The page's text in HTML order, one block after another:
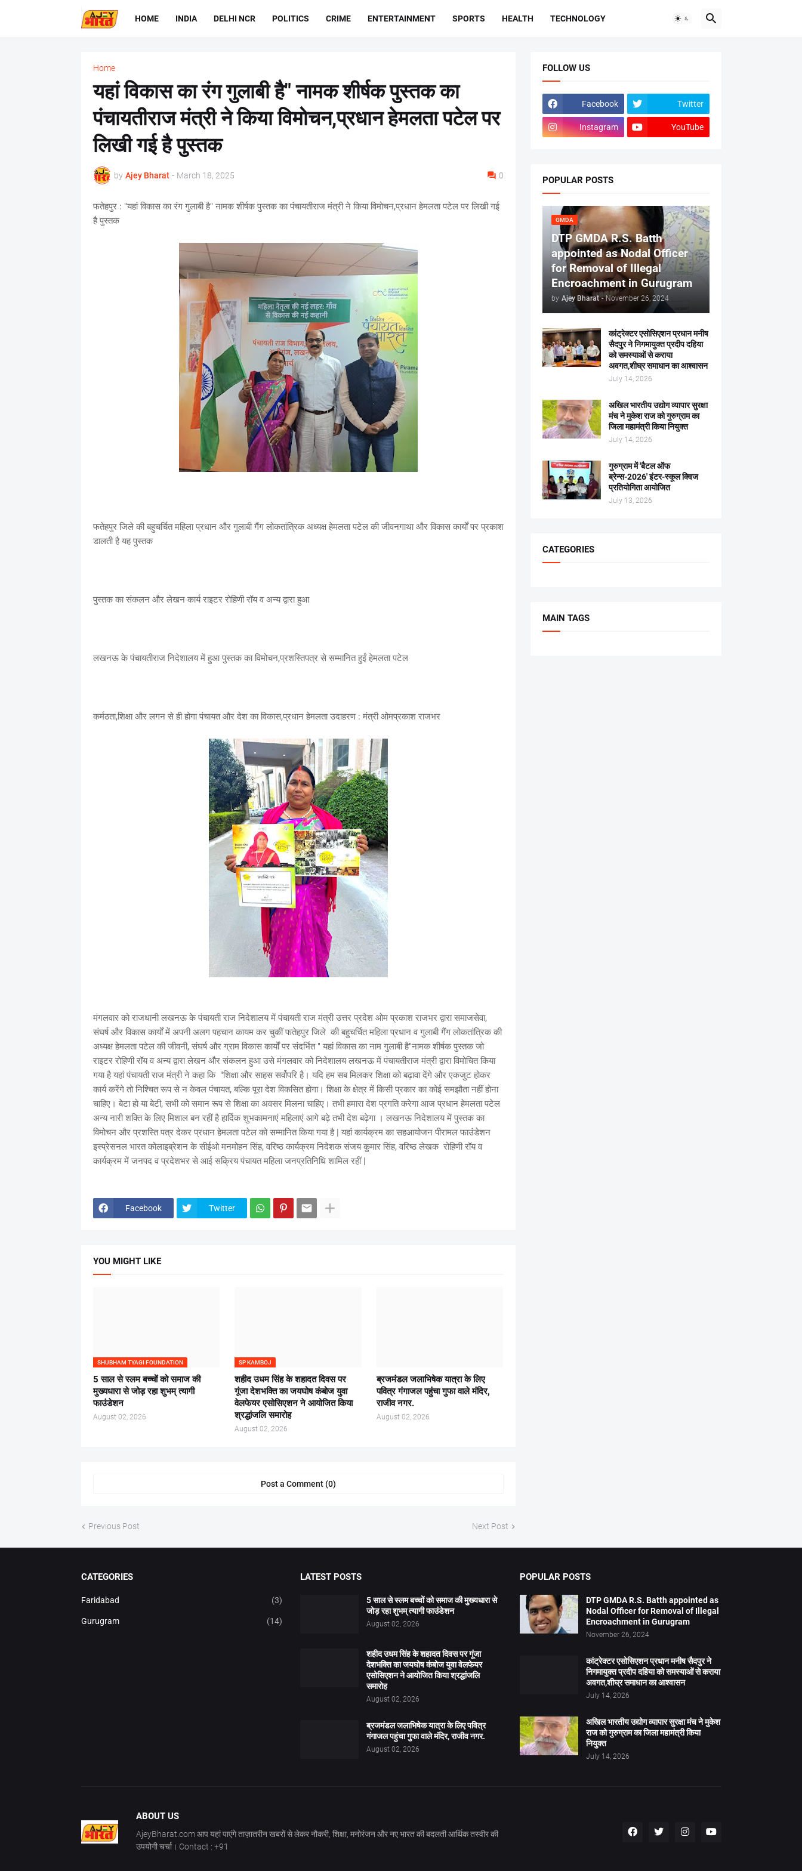
HOME INDIA DELHI NCR POLITICS CRIME ENTERTAINMENT SPORTS HEALTH TECHNOLOGY
Home
यहां विकास का रंग गुलाबी है" नामक शीर्षक पुस्तक का
पंचायतीराज मंत्री ने किया विमोचन,प्रधान हेमलता पटेल पर
लिखी गई है पुस्तक
by Ajey Bharat - March 18, 2025 0
फतेहपुर : "यहां विकास का रंग गुलाबी है" नामक शीर्षक पुस्तक का पंचायतीराज मंत्री ने किया विमोचन,प्रधान हेमलता पटेल पर लिखी गई
है पुस्तक
फतेहपुर जिले की बहुचर्चित महिला प्रधान और गुलाबी गैंग लोकतांत्रिक अध्यक्ष हेमलता पटेल की जीवनगाथा और विकास कार्यों पर प्रकाश
डालती है यह पुस्तक
पुस्तक का संकलन और लेखन कार्य राइटर रोहिणी रॉय व अन्य द्वारा हुआ
लखनऊ के पंचायतीराज निदेशालय में हुआ पुस्तक का विमोचन,प्रशस्तिपत्र से सम्मानित हुईं हेमलता पटेल
कर्मठता,शिक्षा और लगन से ही होगा पंचायत और देश का विकास,प्रधान हेमलता उदाहरण : मंत्री ओमप्रकाश राजभर
मंगलवार को राजधानी लखनऊ के पंचायती राज निदेशालय में पंचायती राज मंत्री उत्तर प्रदेश ओम प्रकाश राजभर द्वारा समाजसेवा,
संघर्ष और विकास कार्यों में अपनी अलग पहचान कायम कर चुकीं फतेहपुर जिले की बहुचर्चित महिला प्रधान व गुलाबी गैंग लोकतांत्रिक की
अध्यक्ष हेमलता पटेल की जीवनी, संघर्ष और ग्राम विकास कार्यों पर संदर्भित " यहां विकास का नाम गुलाबी है"नामक शीर्षक पुस्तक जो
राइटर रोहिणी रॉय व अन्य द्वारा लेखन और संकलन हुआ उसे मंगलवार को निदेशालय लखनऊ में पंचायतीराज मंत्री द्वारा विमोचित किया
गया है यहां पंचायती राज मंत्री ने कहा कि "शिक्षा और साहस सर्वोपरि है। यदि हम सब मिलकर शिक्षा को बढ़ावा देंगे और एकजुट होकर
कार्य करेंगे तो निश्चित रूप से न केवल पंचायत, बल्कि पूरा देश विकसित होगा। शिक्षा के क्षेत्र में किसी प्रकार का कोई समझौता नहीं होना
चाहिए। बेटा हो या बेटी, सभी को समान रूप से शिक्षा का अवसर मिलना चाहिए। तभी हमारा देश प्रगति करेगा आज प्रधान हेमलता पटेल
अन्य नारी शक्ति के लिए मिशाल बन रहीं है हार्दिक शुभकामनाएं महिलाएं आगे बढ़े तभी देश बढ़ेगा । लखनऊ निदेशालय में पुस्तक का
विमोचन और प्रशस्ति पत्र देकर प्रधान हेमलता पटेल को सम्मानित किया गया है | यहां कार्यक्रम का सहआयोजन पीरामल फाउंडेशन
इस्प्रेसनल भारत कोलाइब्रेशन के सीईओ मनमोहन सिंह, वरिष्ठ कार्यक्रम निदेशक संजय कुमार सिंह, वरिष्ठ लेखक रोहिणी रॉय व
कार्यक्रम में जनपद व प्रदेशभर से आई सक्रिय पंचायत महिला जनप्रतिनिधि शामिल रहीं |
Facebook Twitter
YOU MIGHT LIKE
SHUBHAM TYAGI FOUNDATION
5 साल से स्लम बच्चों को समाज की
मुख्यधारा से जोड़ रहा शुभम् त्यागी
फाउंडेशन
August 02, 2026
SP KAMBOJ
शहीद उधम सिंह के शहादत दिवस पर
गूंजा देशभक्ति का जयघोष कंबोज युवा
वेलफेयर एसोसिएशन ने आयोजित किया
श्रद्धांजलि समारोह
August 02, 2026
ब्रजमंडल जलाभिषेक यात्रा के लिए
पवित्र गंगाजल पहुंचा गुफा वाले मंदिर,
राजीव नगर.
August 02, 2026
Post a Comment (0)
Previous Post Next Post
FOLLOW US
Facebook Twitter
Instagram YouTube
POPULAR POSTS
GMDA
DTP GMDA R.S. Batth
appointed as Nodal Officer
for Removal of Illegal
Encroachment in Gurugram
by Ajey Bharat - November 26, 2024
कांट्रेक्टर एसोसिएशन प्रधान मनीष
सैदपुर ने निगमायुक्त प्रदीप दहिया
को समस्याओं से कराया
अवगत,शीघ्र समाधान का आश्वासन
July 14, 2026
अखिल भारतीय उद्योग व्यापार सुरक्षा
मंच ने मुकेश राज को गुरुग्राम का
जिला महामंत्री किया नियुक्त
July 14, 2026
गुरुग्राम में 'बैटल ऑफ
ब्रेन्स-2026' इंटर-स्कूल क्विज
प्रतियोगिता आयोजित
July 13, 2026
CATEGORIES
MAIN TAGS
CATEGORIES
Faridabad (3)
Gurugram (14)
LATEST POSTS
5 साल से स्लम बच्चों को समाज की मुख्यधारा से
जोड़ रहा शुभम् त्यागी फाउंडेशन
August 02, 2026
शहीद उधम सिंह के शहादत दिवस पर गूंजा
देशभक्ति का जयघोष कंबोज युवा वेलफेयर
एसोसिएशन ने आयोजित किया श्रद्धांजलि
समारोह
August 02, 2026
ब्रजमंडल जलाभिषेक यात्रा के लिए पवित्र
गंगाजल पहुंचा गुफा वाले मंदिर, राजीव नगर.
August 02, 2026
POPULAR POSTS
DTP GMDA R.S. Batth appointed as
Nodal Officer for Removal of Illegal
Encroachment in Gurugram
November 26, 2024
कांट्रेक्टर एसोसिएशन प्रधान मनीष सैदपुर ने
निगमायुक्त प्रदीप दहिया को समस्याओं से कराया
अवगत,शीघ्र समाधान का आश्वासन
July 14, 2026
अखिल भारतीय उद्योग व्यापार सुरक्षा मंच ने मुकेश
राज को गुरुग्राम का जिला महामंत्री किया
नियुक्त
July 14, 2026
ABOUT US
AjeyBharat.com आप यहां पाएंगे ताज़ातरीन खबरों से लेकर नौकरी, शिक्षा, मनोरंजन और नए भारत की बदलती आर्थिक तस्वीर की
उपयोगी चर्चा। Contact : +91